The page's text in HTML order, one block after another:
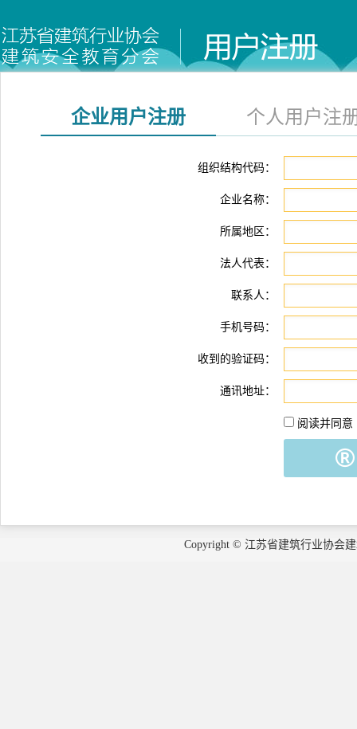
企业用户注册 个人用户注
组织结构代码：
企业名称：
所属地区：
法人代表：
联系人：
手机号码：
收到的验证码：
通讯地址：
阅读并同意
Copyright © 江苏省建筑行业协会